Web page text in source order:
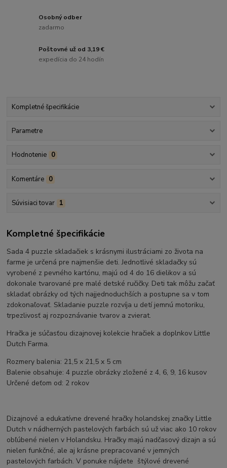
Osobný odber
zadarmo
Poštovné už od 3,19 €
expedícia do 24 hodín
Kompletné špecifikácie
Parametre
Hodnotenie 0
Komentáre 0
Súvisiaci tovar 1
Kompletné špecifikácie
Sada 4 puzzle skladačiek s krásnymi ilustráciami zo života na
farme je určená pre najmenšie deti. Jednotlivé skladačky sú
vyrobené z pevného kartónu, majú od 4 do 16 dielikov a sú
dokonale tvarované pre malé detské ručičky. Deti tak môžu začať
skladať obrázky od tých najjednoduchších a postupne sa v tom
zdokonaľovať. Skladanie puzzle rozvíja u detí jemnú motoriku,
trpezlivosť aj rozpoznávanie tvarov a zvierat.
Hračka je súčasťou dizajnovej kolekcie hračiek a doplnkov Little
Dutch Farma.
Rozmery balenia: 21,5 x 21,5 x 5 cm
Balenie obsahuje: 4 puzzle obrázky zložené z 4, 6, 9, 16 kusov
Určené deťom od: 2 rokov
Dizajnové a edukatívne drevené hračky holandskej značky Little
Dutch v nádherných pastelových farbách sú už viac ako 10 rokov
obľúbené nielen v Holandsku. Hračky majú nadčasový dizajn a sú
nielen funkčné, ale aj krásne prepracované v jemných
pastelových farbách. V ponuke nájdete štýlové drevené